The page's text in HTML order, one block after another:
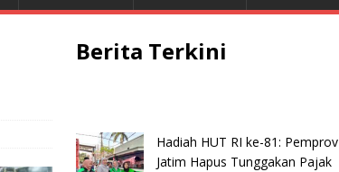
Berita Terkini
Hadiah HUT RI ke-81: Pemprov
Jatim Hapus Tunggakan Pajak